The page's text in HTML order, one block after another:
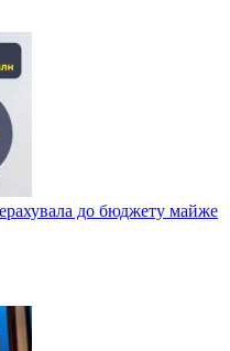
до бюджету майже